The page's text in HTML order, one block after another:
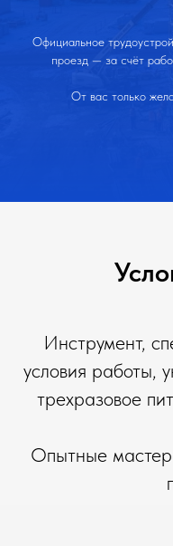
Официальное
проезд — за счёт
От вас только
Инструмент,
условия работы,
трехразовое
Опытные